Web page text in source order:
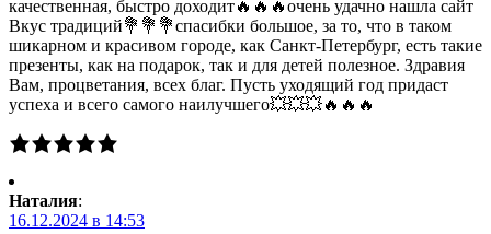
качественная, быстро доходит🔥🔥🔥очень удачно нашла сайт
Вкус традиций💐💐💐спасибки большое, за то, что в таком
шикарном и красивом городе, как Санкт-Петербург, есть такие
презенты, как на подарок, так и для детей полезное. Здравия
Вам, процветания, всех благ. Пусть уходящий год придаст
успеха и всего самого наилучшего💥💥💥🔥🔥🔥
Наталия:
16.12.2024 в 14:53